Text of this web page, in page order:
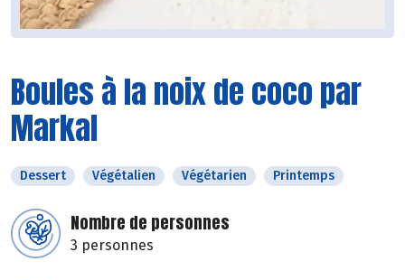
Boules à la noix de coco par
Markal
Dessert Végétalien Végétarien Printemps
Nombre de personnes
3 personnes